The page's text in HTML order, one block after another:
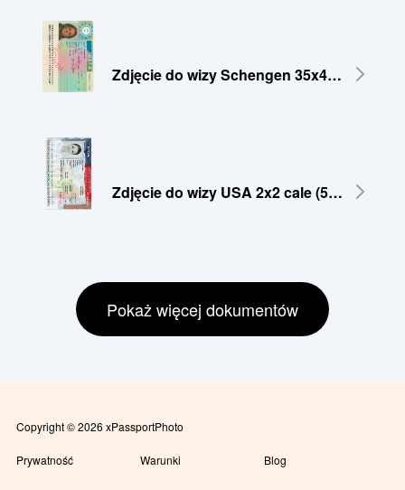
Zdjęcie do wizy Schengen 35x45 mm
Zdjęcie do wizy USA 2x2 cale (51x51 mm)
Pokaż więcej dokumentów
Copyright © 2026 xPassportPhoto
Prywatność Warunki Blog